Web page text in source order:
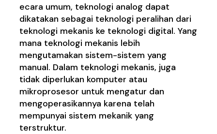
ecara umum, teknologi analog dapat
dikatakan sebagai teknologi peralihan dari
teknologi mekanis ke teknologi digital. Yang
mana teknologi mekanis lebih
mengutamakan sistem-sistem yang
manual. Dalam teknologi mekanis, juga
tidak diperlukan komputer atau
mikroprosesor untuk mengatur dan
mengoperasikannya karena telah
mempunyai sistem mekanik yang
terstruktur.